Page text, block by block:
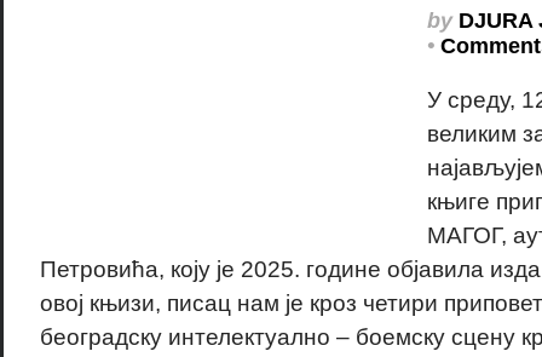
by DJURA
•
У среду,
великим
књиге
МАГОГ,
Петровића, коју је 2025. године објавила
овој књизи, писац нам је кроз четири
београдску интелектуално – боемску сцену